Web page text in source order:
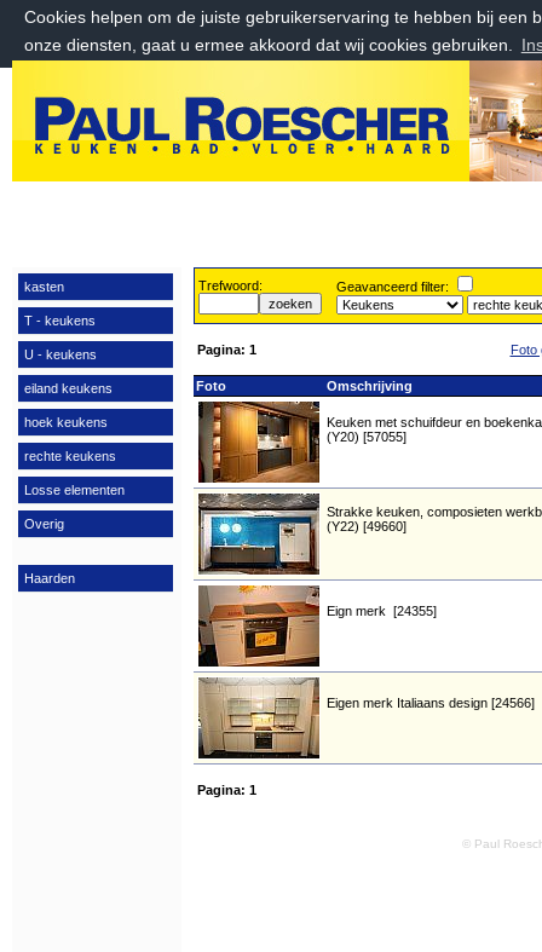
Cookies helpen om de juiste gebruikerservaring te hebben bij een
onze diensten, gaat u ermee akkoord dat wij cookies gebruiken.
donderdag 6 augustus 2026, 16:28 uur
Welkom bij Paul Roescher Outlet
kasten
T - keukens
U - keukens
eiland keukens
hoek keukens
rechte keukens
Losse elementen
Overig
Haarden
Trefwoord: Geavanceerd filter:
Pagina: 1 Foto
Foto Omschrijving
Keuken met schuifdeur en
(Y20) [57055]
Strakke keuken, composieten
(Y22) [49660]
Eign merk [24355]
Eigen merk Italiaans design [24566]
Pagina: 1
© Paul